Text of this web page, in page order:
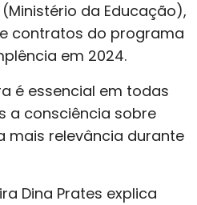
da Educação),
contratos do programa
em 2024.
é essencial em todas
a consciência sobre
mais relevância durante
Dina Prates explica